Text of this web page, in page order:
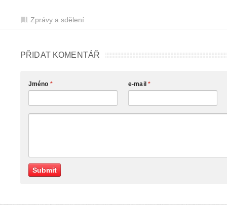
Zprávy a sdělení
PŘIDAT KOMENTÁŘ
Jméno * e-mail *